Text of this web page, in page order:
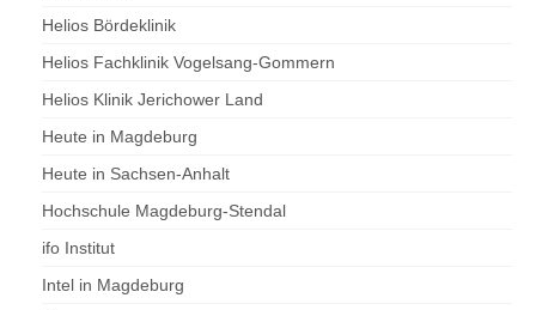
Helios Bördeklinik
Helios Fachklinik Vogelsang-Gommern
Helios Klinik Jerichower Land
Heute in Magdeburg
Heute in Sachsen-Anhalt
Hochschule Magdeburg-Stendal
ifo Institut
Intel in Magdeburg